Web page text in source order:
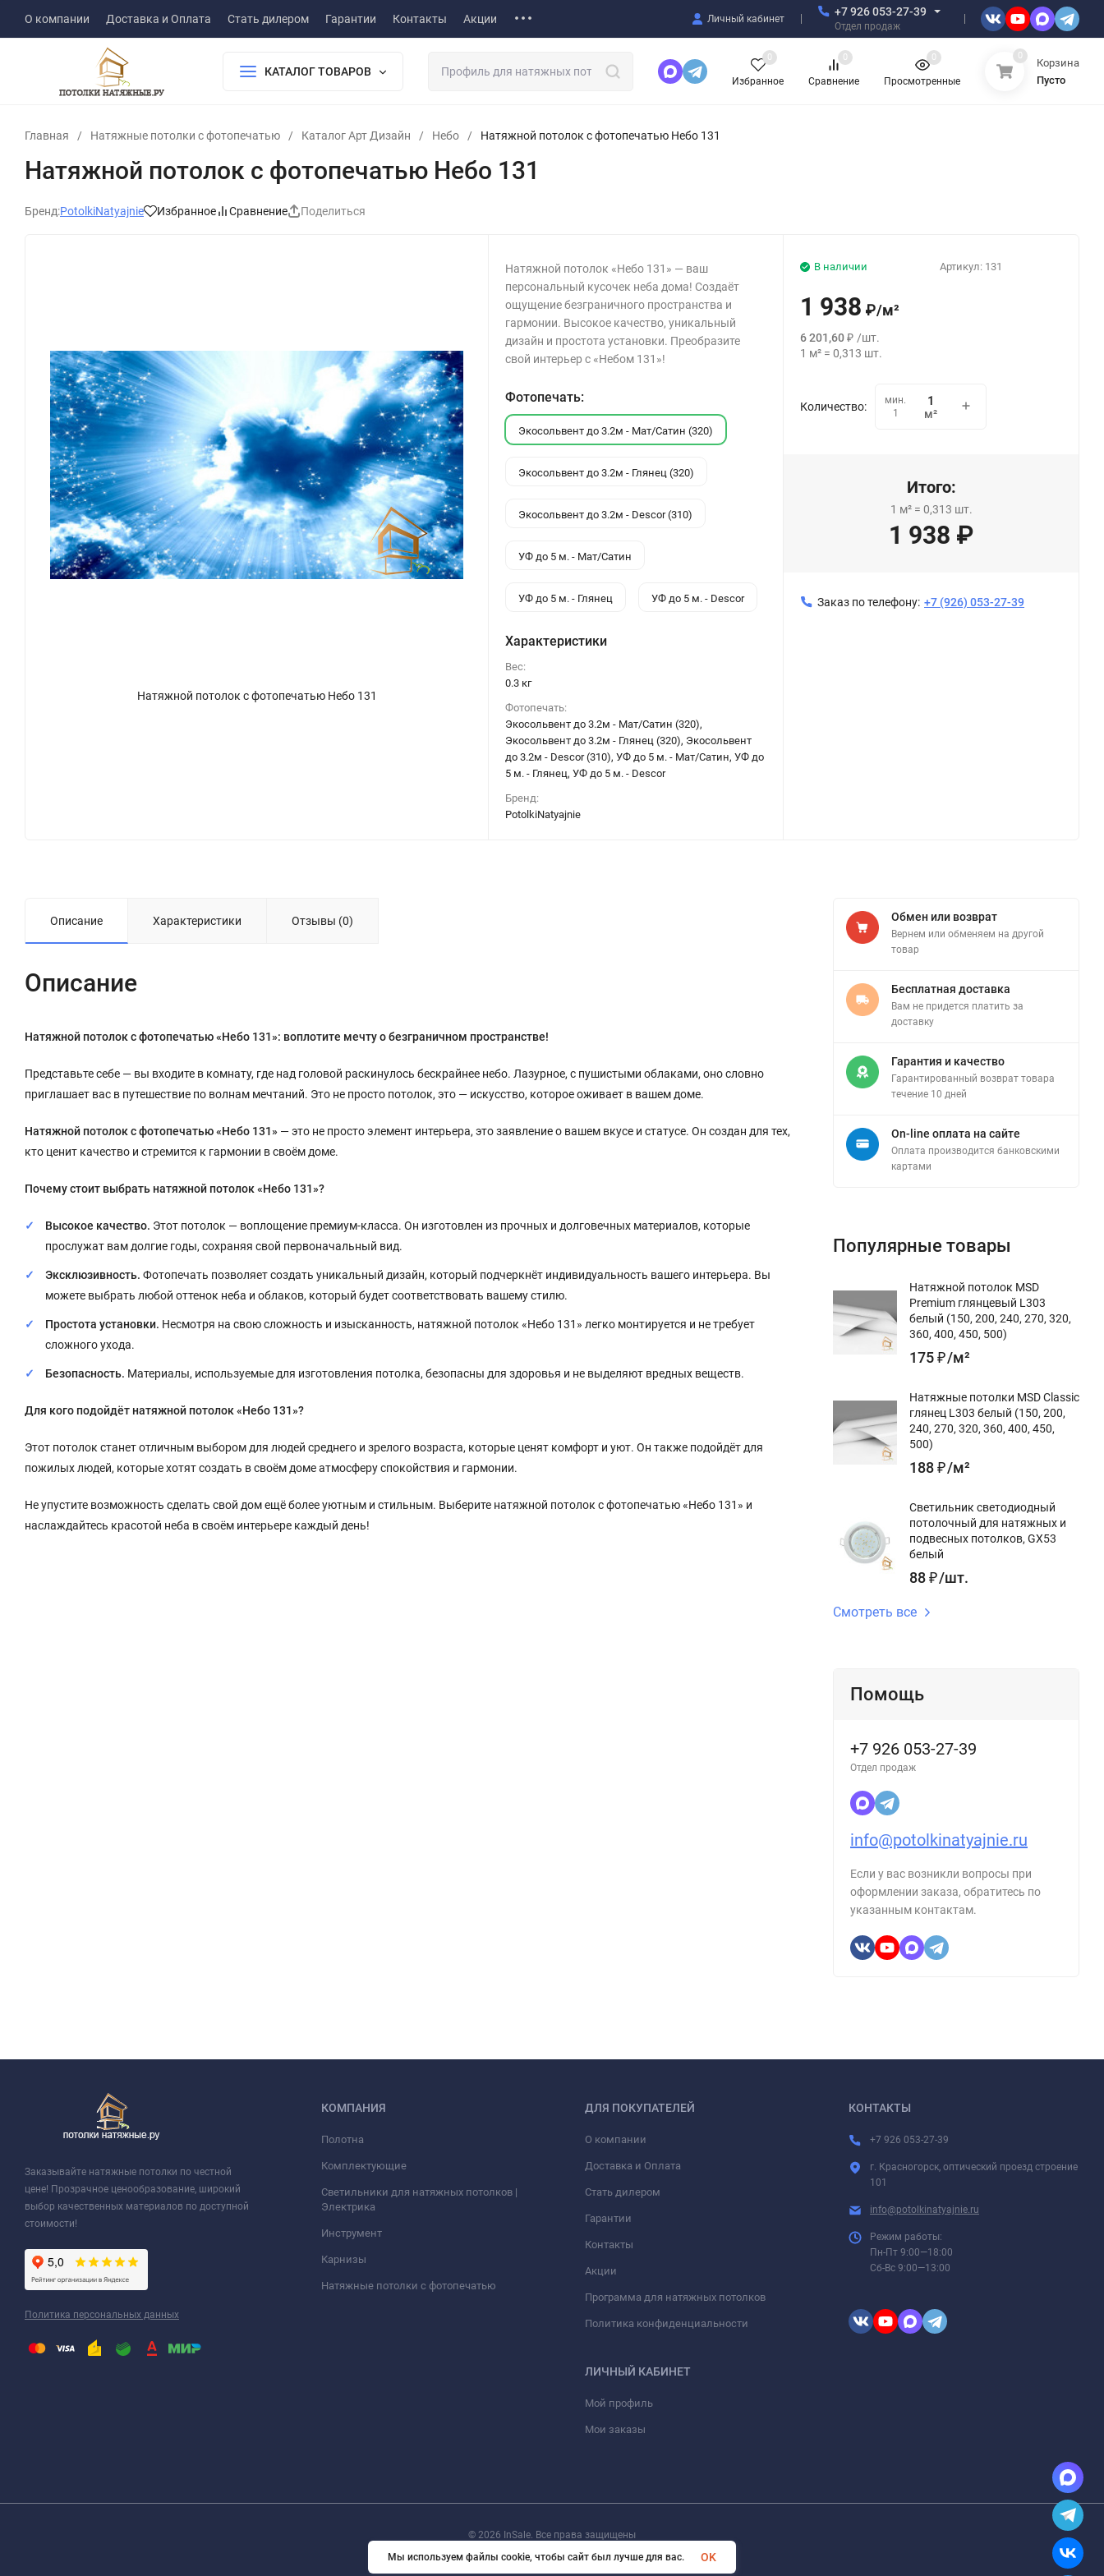
О компании Доставка и Оплата Стать дилером Гарантии Контакты Акции Личный кабинет
+7 926 053-27-39
Отдел продаж
КАТАЛОГ ТОВАРОВ
Избранное
0
Сравнение
0
Просмотренные
0 0
Корзина
Пусто
Главная / Натяжные потолки с фотопечатью / Каталог Арт Дизайн / Небо / Натяжной потолок с фотопечатью Небо 131
Натяжной потолок с фотопечатью Небо 131
Бренд:PotolkiNatyajnie Избранное Сравнение Поделиться
Натяжной потолок с фотопечатью Небо 131
Натяжной потолок «Небо 131» — ваш
персональный кусочек неба дома! Создаёт
ощущение безграничного пространства и
гармонии. Высокое качество, уникальный
дизайн и простота установки. Преобразите
свой интерьер с «Небом 131»!
Фотопечать:
Экосольвент до 3.2м - Мат/Сатин (320)
Экосольвент до 3.2м - Глянец (320)
Экосольвент до 3.2м - Descor (310)
УФ до 5 м. - Мат/Сатин
УФ до 5 м. - Глянец УФ до 5 м. - Descor
Характеристики
Вес:
0.3 кг
Фотопечать:
Экосольвент до 3.2м - Мат/Сатин (320),
Экосольвент до 3.2м - Глянец (320), Экосольвент
до 3.2м - Descor (310), УФ до 5 м. - Мат/Сатин, УФ до
5 м. - Глянец, УФ до 5 м. - Descor
Бренд:
PotolkiNatyajnie
Артикул: 131
В наличии
1 938 ₽/м²
6 201,60₽ /шт.
1 м² =0,313 шт.
Количество:
мин.
1
м²
Итого:
1 м²= 0,313 шт.
1 938 ₽
Заказ по телефону: +7 (926) 053-27-39
Описание Характеристики Отзывы (0)
Описание
Натяжной потолок с фотопечатью «Небо 131»: воплотите мечту о безграничном пространстве!
Представьте себе — вы входите в комнату, где над головой раскинулось бескрайнее небо. Лазурное, с пушистыми облаками, оно словно
приглашает вас в путешествие по волнам мечтаний. Это не просто потолок, это — искусство, которое оживает в вашем доме.
Натяжной потолок с фотопечатью «Небо 131» — это не просто элемент интерьера, это заявление о вашем вкусе и статусе. Он создан для тех,
кто ценит качество и стремится к гармонии в своём доме.
Почему стоит выбрать натяжной потолок «Небо 131»?
Высокое качество. Этот потолок — воплощение премиум-класса. Он изготовлен из прочных и долговечных материалов, которые
прослужат вам долгие годы, сохраняя свой первоначальный вид.
Эксклюзивность. Фотопечать позволяет создать уникальный дизайн, который подчеркнёт индивидуальность вашего интерьера. Вы
можете выбрать любой оттенок неба и облаков, который будет соответствовать вашему стилю.
Простота установки. Несмотря на свою сложность и изысканность, натяжной потолок «Небо 131» легко монтируется и не требует
сложного ухода.
Безопасность. Материалы, используемые для изготовления потолка, безопасны для здоровья и не выделяют вредных веществ.
Для кого подойдёт натяжной потолок «Небо 131»?
Этот потолок станет отличным выбором для людей среднего и зрелого возраста, которые ценят комфорт и уют. Он также подойдёт для
пожилых людей, которые хотят создать в своём доме атмосферу спокойствия и гармонии.
Не упустите возможность сделать свой дом ещё более уютным и стильным. Выберите натяжной потолок с фотопечатью «Небо 131» и
наслаждайтесь красотой неба в своём интерьере каждый день!
Обмен или возврат
Вернем или обменяем на другой
товар
Бесплатная доставка
Вам не придется платить за
доставку
Гарантия и качество
Гарантированный возврат товара
течение 10 дней
On-line оплата на сайте
Оплата производится банковскими
картами
Популярные товары
Натяжной потолок MSD
Premium глянцевый L303
белый (150, 200, 240, 270, 320,
360, 400, 450, 500)
175₽/м²
Натяжные потолки MSD Classic
глянец L303 белый (150, 200,
240, 270, 320, 360, 400, 450,
500)
188₽/м²
Светильник светодиодный
потолочный для натяжных и
подвесных потолков, GX53
белый
88₽/шт.
Смотреть все
Помощь
+7 926 053-27-39
Отдел продаж
info@potolkinatyajnie.ru
Если у вас возникли вопросы при
оформлении заказа, обратитесь по
указанным контактам.
Заказывайте натяжные потолки по честной
цене! Прозрачное ценообразование, широкий
выбор качественных материалов по доступной
стоимости!
Политика персональных данных
КОМПАНИЯ
Полотна
Комплектующие
Светильники для натяжных потолков |
Электрика
Инструмент
Карнизы
Натяжные потолки с фотопечатью
ДЛЯ ПОКУПАТЕЛЕЙ
О компании
Доставка и Оплата
Стать дилером
Гарантии
Контакты
Акции
Программа для натяжных потолков
Политика конфиденциальности
ЛИЧНЫЙ КАБИНЕТ
Мой профиль
Мои заказы
КОНТАКТЫ
+7 926 053-27-39
г. Красногорск, оптический проезд строение
101
info@potolkinatyajnie.ru
Режим работы:
Пн-Пт 9:00—18:00
Сб-Вс 9:00—13:00
© 2026 InSale. Все права защищены
Мы используем файлы cookie, чтобы сайт был лучше для вас.
OK